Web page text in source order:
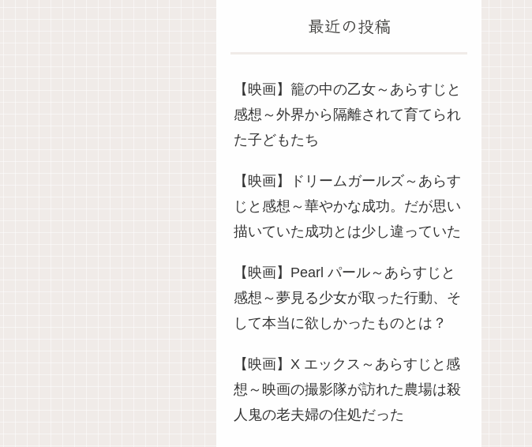
最近の投稿
【映画】籠の中の乙女～あらすじと
感想～外界から隔離されて育てられ
た子どもたち
【映画】ドリームガールズ～あらす
じと感想～華やかな成功。だが思い
描いていた成功とは少し違っていた
【映画】Pearl パール～あらすじと
感想～夢見る少女が取った行動、そ
して本当に欲しかったものとは？
【映画】X エックス～あらすじと感
想～映画の撮影隊が訪れた農場は殺
人鬼の老夫婦の住処だった